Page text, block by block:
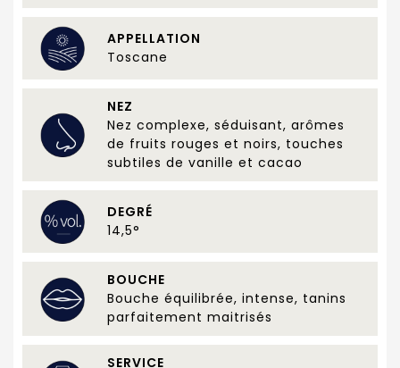
APPELLATION
Toscane
NEZ
Nez complexe, séduisant, arômes
de fruits rouges et noirs, touches
subtiles de vanille et cacao
DEGRÉ
14,5°
BOUCHE
Bouche équilibrée, intense, tanins
parfaitement maitrisés
SERVICE